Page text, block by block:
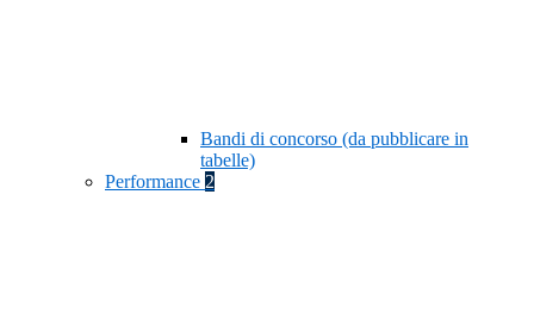
Bandi di concorso (da pubblicare in
tabelle)
Performance 2